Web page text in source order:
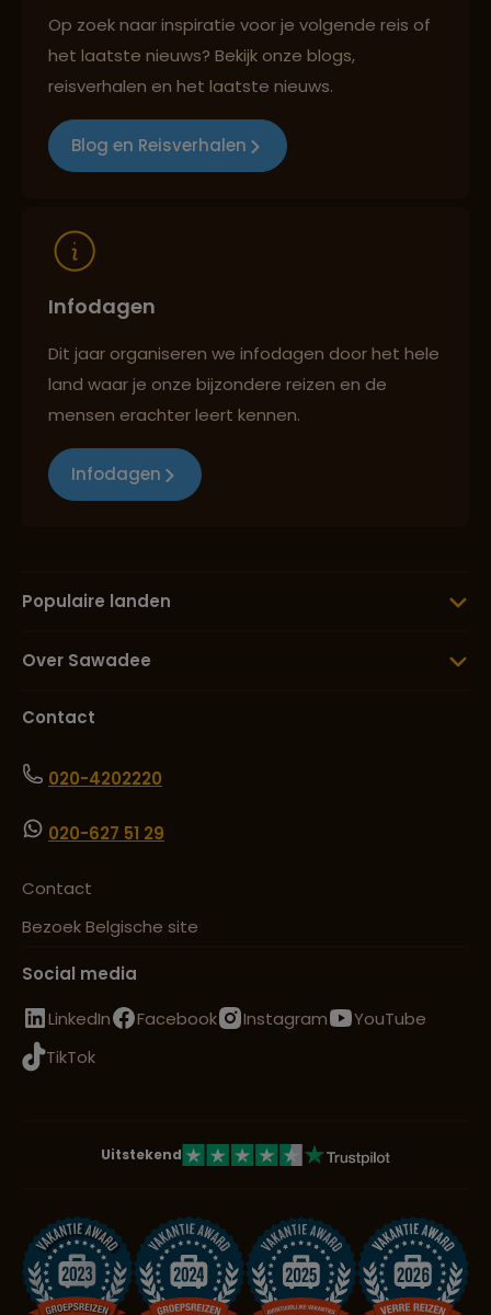
Best beoordeelde reisroutes
Op zoek naar inspiratie voor je volgende reis of
het laatste nieuws? Bekijk onze blogs,
reisverhalen en het laatste nieuws.
Blog en Reisverhalen
Infodagen
Dit jaar organiseren we infodagen door het hele
land waar je onze bijzondere reizen en de
mensen erachter leert kennen.
Infodagen
Populaire landen
Over Sawadee
Contact
020-4202220
020-627 51 29
Contact
Bezoek Belgische site
Social media
LinkedIn
Facebook Instagram
YouTube
TikTok
Uitstekend